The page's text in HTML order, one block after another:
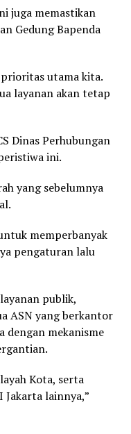
juga memastikan
Gedung Bapenda
utama kita.
layanan akan tetap
Dinas Perhubungan
ini.
yang sebelumnya
memperbanyak
pengaturan lalu
publik,
ASN yang berkantor
dengan mekanisme
Kota, serta
lainnya,”